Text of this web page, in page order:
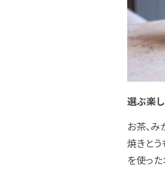
選ぶ楽
お茶、み
焼きとう
を使っ